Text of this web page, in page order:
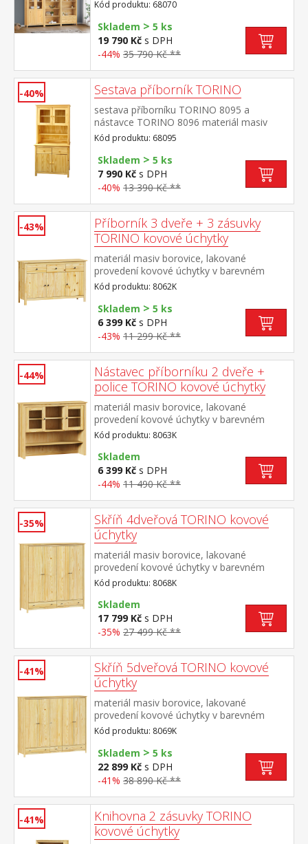
8070: čtyři police knihovna 8071: tři police,
dvě zásuvky s kovovými pojezdy vitrína
8072: dvoje částečně prosklené dveře, čtyři
police rozměr knihovny 8070 (š/h/v) 85 × 37
37 × 190 cm rozměr vitríny 8072 (š/h/v) 85
× 37 × 190 cm
Kód produktu: 68070
Skladem > 5 ks
19 790 Kč s DPH
-44% 35 790 Kč **
-40% Sestava příborník TORINO
sestava příborníku TORINO 8095 a
nástavce TORINO 8096 materiál masiv
borovice, lakované provedení příborník: 2
zásuvky s kovovými pojezdy, 2 plné dveře,
1 police nástavec: 2 prosklené dveře, 1
police rozměr příborníku (š/h/v) 90 × 40 ×
80 cm rozměr nástavce (š/h/v) 90 × 33 ×
Kód produktu: 68095
Skladem > 5 ks
7 990 Kč s DPH
-40% 13 390 Kč **
-43%
Příborník 3 dveře + 3 zásuvky
TORINO kovové úchytky
materiál masiv borovice, lakované
provedení kovové úchytky v barevném
provedení černěná mosaz 3 dveře, 3
zásuvky s kovovými pojezdy vhodný
doplněk nástavec TORINO 8063K
Kód produktu: 8062K
Skladem > 5 ks
6 399 Kč s DPH
-43% 11 299 Kč **
-44%
Nástavec příborníku 2 dveře +
police TORINO kovové úchytky
materiál masiv borovice, lakované
provedení kovové úchytky v barevném
provedení černěná mosaz dvoje prosklená
dvířka doplněk příborníku TORINO 8062K
Kód produktu: 8063K
Skladem
6 399 Kč s DPH
-44% 11 490 Kč **
-35%
Skříň 4dveřová TORINO kovové
úchytky
materiál masiv borovice, lakované
provedení kovové úchytky v barevném
provedení černěná mosaz prostor dělený
na poloviny v levé polovině šatní tyč a
police na klobouky v pravé polovině 3
police ve spodní části 2 zásuvky s kovovými
pojezdy doporučený nástavec 8168K
Kód produktu: 8068K
Skladem
17 799 Kč s DPH
-35% 27 499 Kč **
-41%
Skříň 5dveřová TORINO kovové
úchytky
materiál masiv borovice, lakované
provedení kovové úchytky v barevném
provedení černěná mosaz prostor dělený v
poměru 2:1:2 v levé a pravé širší části šatní
tyč a police na klobouky ve střední úzké
části 3 police ve spodní části 3 zásuvky s
kovovými pojezdy doporučený nástavec
Kód produktu: 8069K
Skladem > 5 ks
22 899 Kč s DPH
-41% 38 890 Kč **
-41%
Knihovna 2 zásuvky TORINO
kovové úchytky